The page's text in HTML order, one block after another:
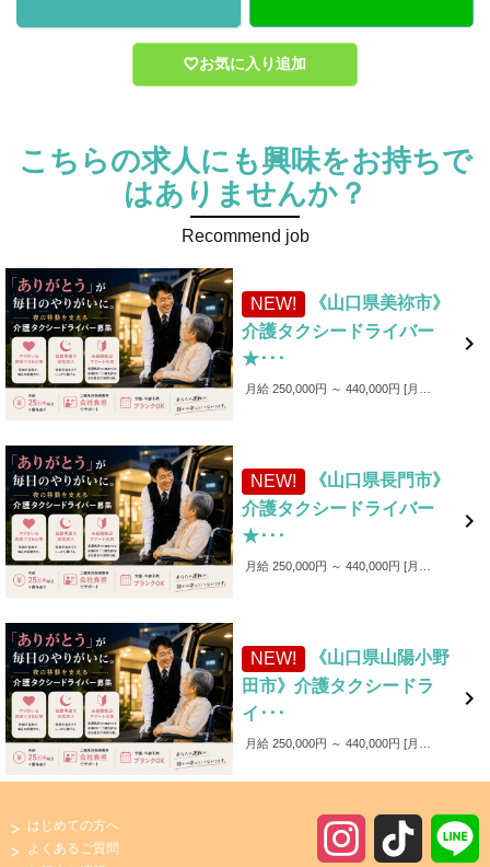
お気に入り追加
こちらの求人にも興味をお持ちで
はありませんか？
Recommend job
NEW!
《山口県美祢市》
介護タクシードライバー
★･･･
月給 250,000円 ～ 440,000円 月給250,000円～440,000円 ■各種手当 ・家族手当（～1,000円／月） ・皆勤手当（～6,000円／月） ・無事故手当（～10,000円／月） ・愛車手当 ■賞与あり ✨入社後4カ月間は保証給制度あり！（最大25万円）

NEW!
《山口県長門市》
介護タクシードライバー
★･･･
月給 250,000円 ～ 440,000円 月給250,000円～440,000円 ■各種手当 ・家族手当（～1,000円／月） ・皆勤手当（～6,000円／月） ・無事故手当（～10,000円／月） ・愛車手当 ■賞与あり ✨入社後4カ月間は保証給制度あり！（最大25万円）

NEW!
《山口県山陽小野
田市》介護タクシードラ
イ･･･
月給 250,000円 ～ 440,000円 月給250,000円～440,000円 ■各種手当 ・家族手当（～1,000円／月） ・皆勤手当（～6,000円／月） ・無事故手当（～10,000円／月） ・愛車手当 ■賞与あり ✨入社後4カ月間は保証給制度あり！（最大25万円）

はじめての方へ
よくあるご質問